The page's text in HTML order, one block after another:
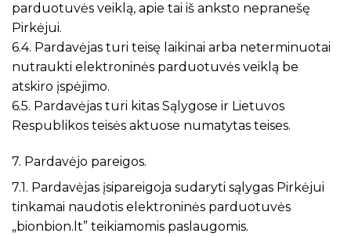
parduotuvės veiklą, apie tai iš anksto nepranešę
Pirkėjui.
6.4. Pardavėjas turi teisę laikinai arba neterminuotai
nutraukti elektroninės parduotuvės veiklą be
atskiro įspėjimo.
6.5. Pardavėjas turi kitas Sąlygose ir Lietuvos
Respublikos teisės aktuose numatytas teises.
7. Pardavėjo pareigos.
7.1. Pardavėjas įsipareigoja sudaryti sąlygas Pirkėjui
tinkamai naudotis elektroninės parduotuvės
„bionbion.lt” teikiamomis paslaugomis.